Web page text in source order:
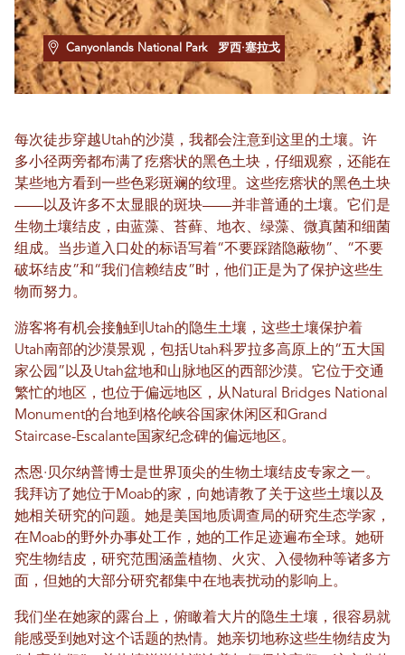
Canyonlands National Park 罗西·塞拉戈
每次徒步穿越Utah的沙漠，我都会注意到这里的土壤。许
多小径两旁都布满了疙瘩状的黑色土块，仔细观察，还能在
某些地方看到一些色彩斑斓的纹理。这些疙瘩状的黑色土块
——以及许多不太显眼的斑块——并非普通的土壤。它们是
生物土壤结皮，由蓝藻、苔藓、地衣、绿藻、微真菌和细菌
组成。当步道入口处的标语写着“不要踩踏隐蔽物”、“不要
破坏结皮”和“我们信赖结皮”时，他们正是为了保护这些生
物而努力。
游客将有机会接触到Utah的隐生土壤，这些土壤保护着
Utah南部的沙漠景观，包括Utah科罗拉多高原上的“五大国
家公园”以及Utah盆地和山脉地区的西部沙漠。它位于交通
繁忙的地区，也位于偏远地区，从Natural Bridges National
Monument的台地到格伦峡谷国家休闲区和Grand
Staircase-Escalante国家纪念碑的偏远地区。
杰恩·贝尔纳普博士是世界顶尖的生物土壤结皮专家之一。
我拜访了她位于Moab的家，向她请教了关于这些土壤以及
她相关研究的问题。她是美国地质调查局的研究生态学家，
在Moab的野外办事处工作，她的工作足迹遍布全球。她研
究生物结皮，研究范围涵盖植物、火灾、入侵物种等诸多方
面，但她的大部分研究都集中在地表扰动的影响上。
我们坐在她家的露台上，俯瞰着大片的隐生土壤，很容易就
能感受到她对这个话题的热情。她亲切地称这些生物结皮为